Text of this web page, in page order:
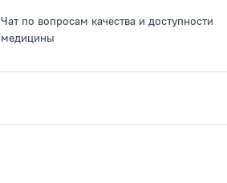
Чат по вопросам качества и доступности
медицины